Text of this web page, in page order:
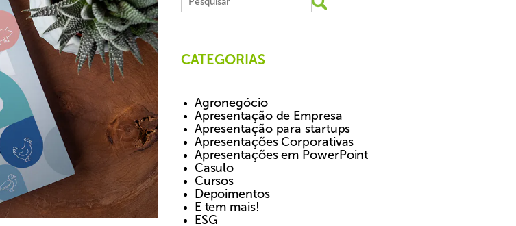
CATEGORIAS
Agronegócio
Apresentação de Empresa
Apresentação para startups
Apresentações Corporativas
Apresentações em PowerPoint
Casulo
Cursos
Depoimentos
E tem mais!
ESG